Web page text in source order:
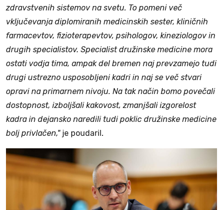
zdravstvenih sistemov na svetu. To pomeni več
vključevanja diplomiranih medicinskih sester, kliničnih
farmacevtov, fizioterapevtov, psihologov, kineziologov in
drugih specialistov. Specialist družinske medicine mora
ostati vodja tima, ampak del bremen naj prevzamejo tudi
drugi ustrezno usposobljeni kadri in naj se več stvari
opravi na primarnem nivoju. Na tak način bomo povečali
dostopnost, izboljšali kakovost, zmanjšali izgorelost
kadra in dejansko naredili tudi poklic družinske medicine
bolj privlačen," je poudaril.